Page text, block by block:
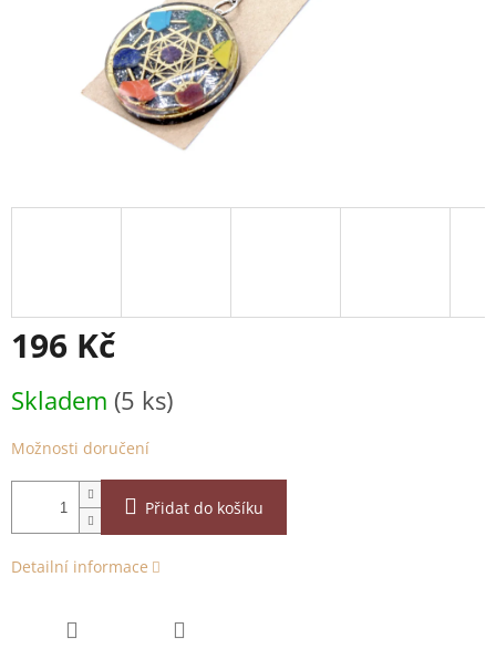
196 Kč
cena:
Skladem (5 ks)
Možnosti doručení
Přidat do košíku
Detailní informace